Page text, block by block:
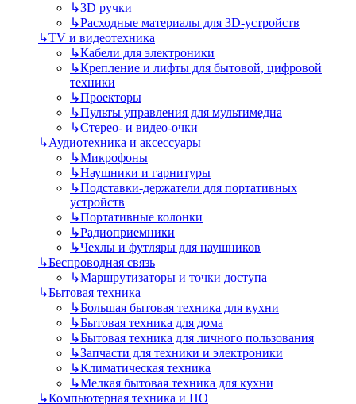
↳3D ручки
↳Расходные материалы для 3D-устройств
↳TV и видеотехника
↳Кабели для электроники
↳Крепление и лифты для бытовой, цифровой
техники
↳Проекторы
↳Пульты управления для мультимедиа
↳Стерео- и видео-очки
↳Аудиотехника и аксессуары
↳Микрофоны
↳Наушники и гарнитуры
↳Подставки-держатели для портативных
устройств
↳Портативные колонки
↳Радиоприемники
↳Чехлы и футляры для наушников
↳Беспроводная связь
↳Маршрутизаторы и точки доступа
↳Бытовая техника
↳Большая бытовая техника для кухни
↳Бытовая техника для дома
↳Бытовая техника для личного пользования
↳Запчасти для техники и электроники
↳Климатическая техника
↳Мелкая бытовая техника для кухни
↳Компьютерная техника и ПО